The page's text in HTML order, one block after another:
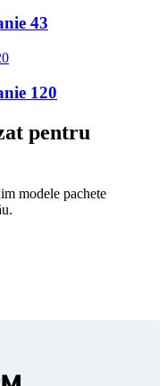
43
120
pentru
modele pachete